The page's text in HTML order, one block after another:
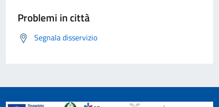
Problemi in città
Segnala disservizio